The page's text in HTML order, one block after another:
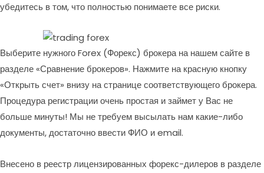
убедитесь в том, что полностью понимаете все риски.
Выберите нужного Forex (Форекс) брокера на нашем сайте в
разделе «Сравнение брокеров». Нажмите на красную кнопку
«Открыть счет» внизу на странице соответствующего брокера.
Процедура регистрации очень простая и займет у Вас не
больше минуты! Мы не требуем высылать нам какие-либо
документы, достаточно ввести ФИО и email.
Внесено в реестр лицензированных форекс-дилеров в разделе